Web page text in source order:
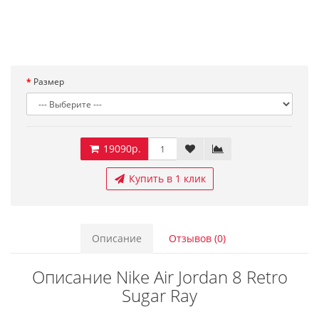
Размер
19090р.
Купить в 1 клик
Описание Отзывов (0)
Описание Nike Air Jordan 8 Retro
Sugar Ray